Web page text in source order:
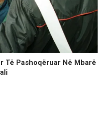
Të Pashoqëruar Në Mbarë